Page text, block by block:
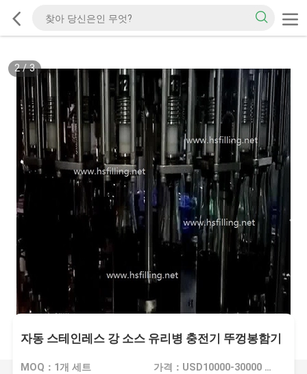
2/3
자동 스테인레스 강 소스 유리병 충전기 뚜껑봉함기
MOQ：1개 세트 가격：USD10000-30000 per Set